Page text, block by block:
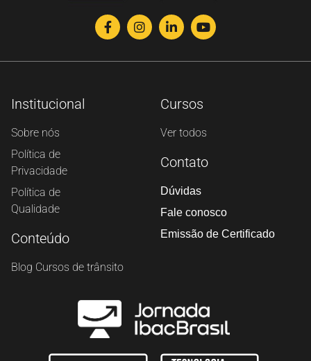
Institucional
Sobre nós
Política de
Privacidade
Política de
Qualidade
Conteúdo
Blog Cursos de trânsito
Cursos
Ver todos
Contato
Dúvidas
Fale conosco
Emissão de Certificado